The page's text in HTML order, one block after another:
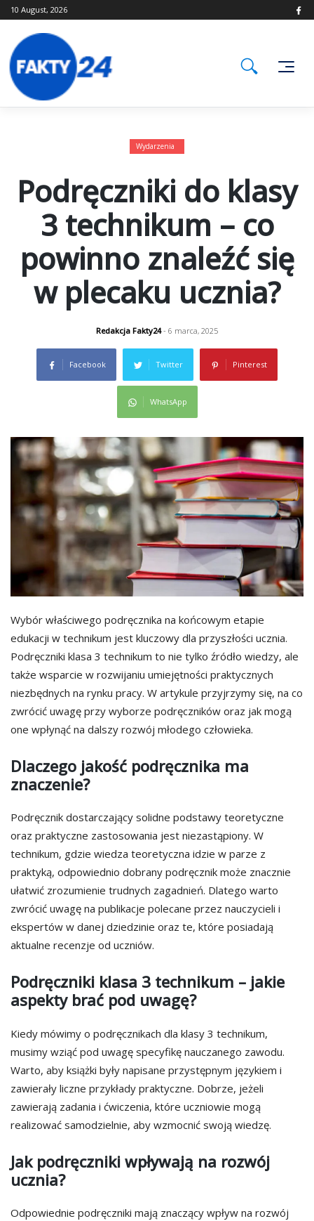
Skip
to
10 August, 2026
Wydarzenia
Podręczniki do klasy
3 technikum – co
powinno znaleźć się
w plecaku ucznia?
Redakcja Fakty24- 6 marca, 2025
Facebook Twitter Pinterest
WhatsApp
Wybór właściwego podręcznika na końcowym etapie
edukacji w technikum jest kluczowy dla przyszłości ucznia.
Podręczniki klasa 3 technikum to nie tylko źródło wiedzy, ale
także wsparcie w rozwijaniu umiejętności praktycznych
niezbędnych na rynku pracy. W artykule przyjrzymy się, na co
zwrócić uwagę przy wyborze podręczników oraz jak mogą
one wpłynąć na dalszy rozwój młodego człowieka.
Dlaczego jakość podręcznika ma
znaczenie?
Podręcznik dostarczający solidne podstawy teoretyczne
oraz praktyczne zastosowania jest niezastąpiony. W
technikum, gdzie wiedza teoretyczna idzie w parze z
praktyką, odpowiednio dobrany podręcznik może znacznie
ułatwić zrozumienie trudnych zagadnień. Dlatego warto
zwrócić uwagę na publikacje polecane przez nauczycieli i
ekspertów w danej dziedzinie oraz te, które posiadają
aktualne recenzje od uczniów.
Podręczniki klasa 3 technikum – jakie
aspekty brać pod uwagę?
Kiedy mówimy o podręcznikach dla klasy 3 technikum,
musimy wziąć pod uwagę specyfikę nauczanego zawodu.
Warto, aby książki były napisane przystępnym językiem i
zawierały liczne przykłady praktyczne. Dobrze, jeżeli
zawierają zadania i ćwiczenia, które uczniowie mogą
realizować samodzielnie, aby wzmocnić swoją wiedzę.
Jak podręczniki wpływają na rozwój
ucznia?
Odpowiednie podręczniki mają znaczący wpływ na rozwój